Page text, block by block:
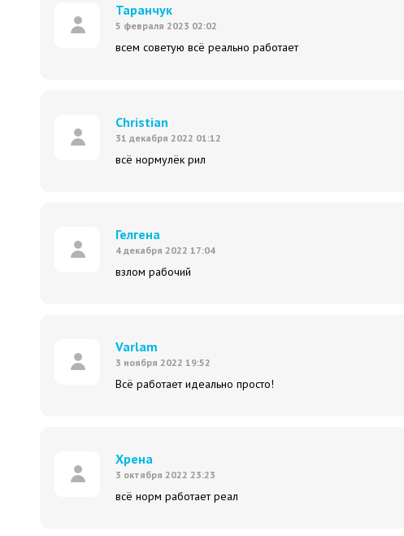
Таранчук
5 февраля 2023 02:02
всем советую всё реально работает
Christian
31 декабря 2022 01:12
всё нормулёк рил
Гелгена
4 декабря 2022 17:04
взлом рабочий
Varlam
3 ноября 2022 19:52
Всё работает идеально просто!
Хрена
3 октября 2022 23:23
всё норм работает реал